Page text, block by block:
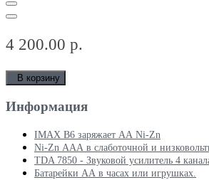
4 200.00 р.
В корзину
Информация
IMAX B6 заряжает АА Ni-Zn
Ni-Zn ААА в слаботочной и
TDA 7850 - Звуковой усилитель 4
Батарейки АА в часах или игрушках.